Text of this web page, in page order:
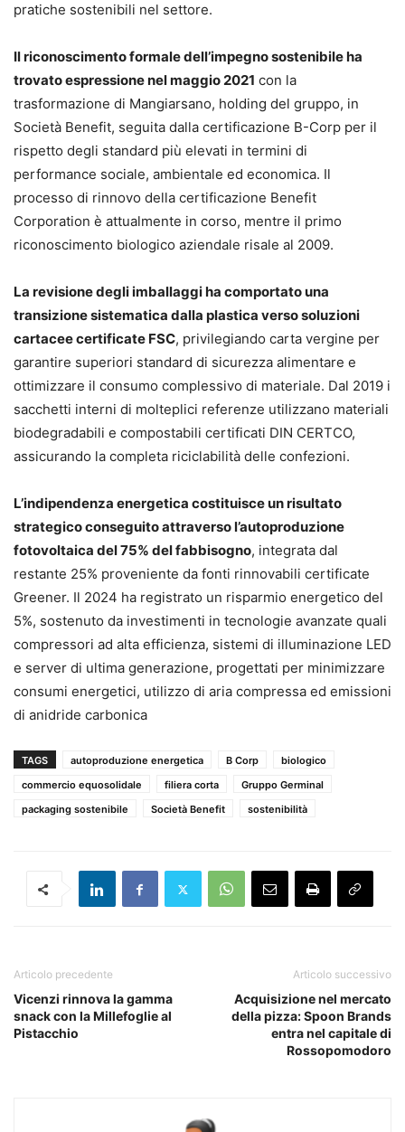
pratiche sostenibili nel settore.
Il riconoscimento formale dell’impegno sostenibile ha
trovato espressione nel maggio 2021 con la
trasformazione di Mangiarsano, holding del gruppo, in
Società Benefit, seguita dalla certificazione B-Corp per il
rispetto degli standard più elevati in termini di
performance sociale, ambientale ed economica. Il
processo di rinnovo della certificazione Benefit
Corporation è attualmente in corso, mentre il primo
riconoscimento biologico aziendale risale al 2009.
La revisione degli imballaggi ha comportato una
transizione sistematica dalla plastica verso soluzioni
cartacee certificate FSC, privilegiando carta vergine per
garantire superiori standard di sicurezza alimentare e
ottimizzare il consumo complessivo di materiale. Dal 2019 i
sacchetti interni di molteplici referenze utilizzano materiali
biodegradabili e compostabili certificati DIN CERTCO,
assicurando la completa riciclabilità delle confezioni.
L’indipendenza energetica costituisce un risultato
strategico conseguito attraverso l’autoproduzione
fotovoltaica del 75% del fabbisogno, integrata dal
restante 25% proveniente da fonti rinnovabili certificate
Greener. Il 2024 ha registrato un risparmio energetico del
5%, sostenuto da investimenti in tecnologie avanzate quali
compressori ad alta efficienza, sistemi di illuminazione LED
e server di ultima generazione, progettati per minimizzare
consumi energetici, utilizzo di aria compressa ed emissioni
di anidride carbonica
TAGS autoproduzione energetica B Corp
biologico
commercio equosolidale
filiera corta
Gruppo Germinal
packaging sostenibile
Società Benefit sostenibilità
Articolo precedente
Vicenzi rinnova la gamma
snack con la Millefoglie al
Pistacchio
Articolo successivo
Acquisizione nel mercato
della pizza: Spoon Brands
entra nel capitale di
Rossopomodoro